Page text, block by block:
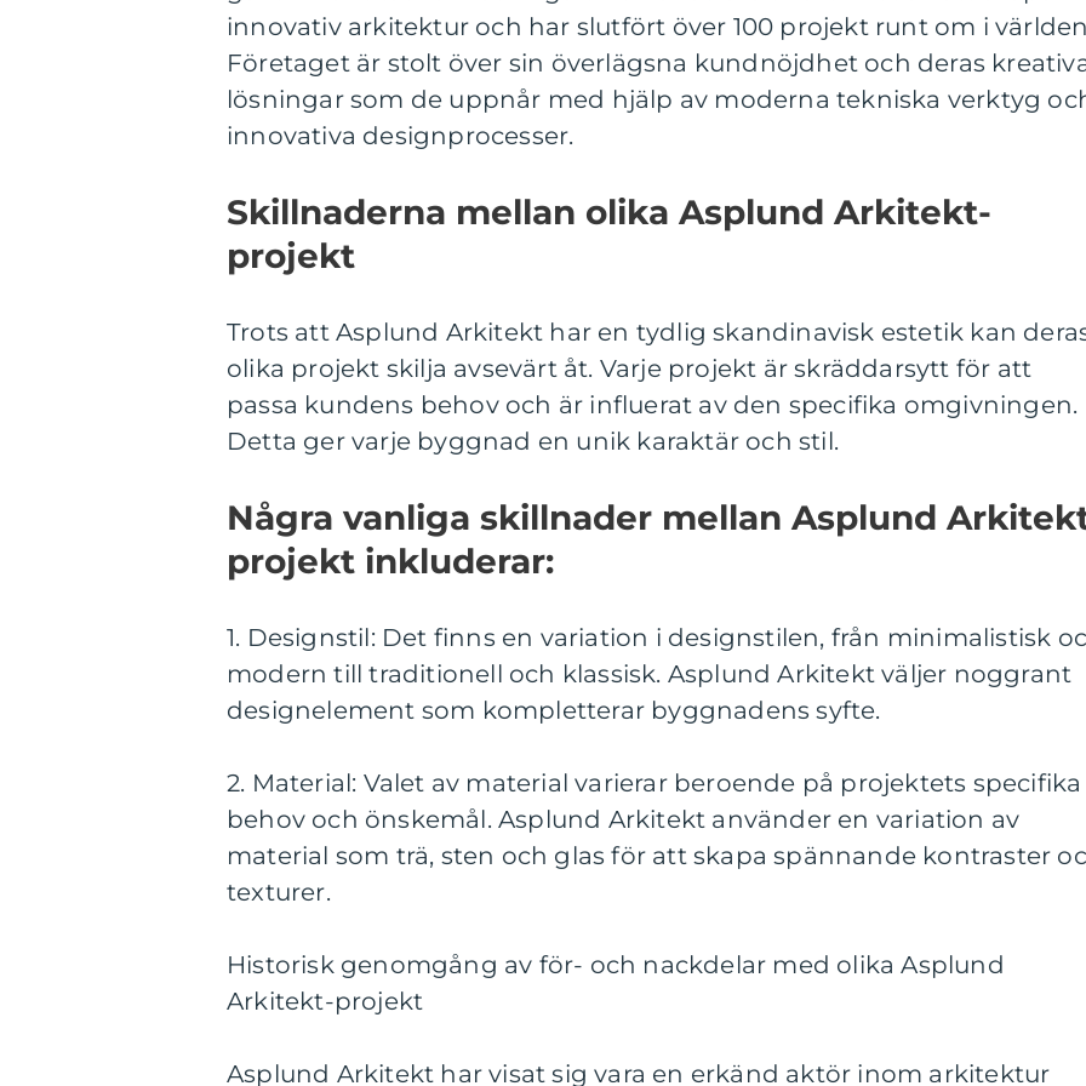
innovativ arkitektur och har slutfört över 100 projekt runt om i
Företaget är stolt över sin överlägsna kundnöjdhet och deras
lösningar som de uppnår med hjälp av moderna tekniska verktyg
innovativa designprocesser.
Skillnaderna mellan olika Asplund Arkitekt-
projekt
Trots att Asplund Arkitekt har en tydlig skandinavisk estetik kan
olika projekt skilja avsevärt åt. Varje projekt är skräddarsytt för att
passa kundens behov och är influerat av den specifika omgivningen.
Detta ger varje byggnad en unik karaktär och stil.
Några vanliga skillnader mellan Asplund
projekt inkluderar:
1. Designstil: Det finns en variation i designstilen, från minimalistisk
modern till traditionell och klassisk. Asplund Arkitekt väljer noggrant
designelement som kompletterar byggnadens syfte.
2. Material: Valet av material varierar beroende på projektets specifika
behov och önskemål. Asplund Arkitekt använder en variation av
material som trä, sten och glas för att skapa spännande kontraster
texturer.
Historisk genomgång av för- och nackdelar med olika Asplund
Arkitekt-projekt
Asplund Arkitekt har visat sig vara en erkänd aktör inom arkitektur